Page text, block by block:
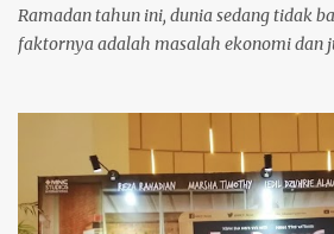
Ramadan tahun ini, dunia sedang tidak
faktornya adalah masalah ekonomi dan
Sumatera Utara dan Sumatera Barat.
ketika melihat saudara kita terkena
mereka harus kehilangan harta
yang sebentar lagi tiba pun ada